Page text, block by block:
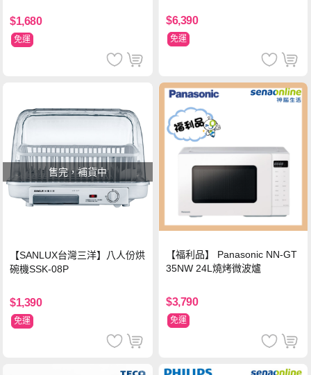
$1,680
免運
$6,390
免運
售完，補貨中
【SANLUX台灣三洋】八人份烘
碗機SSK-08P
$1,390
免運
【福利品】 Panasonic NN-GT
35NW 24L燒烤微波爐
$3,790
免運